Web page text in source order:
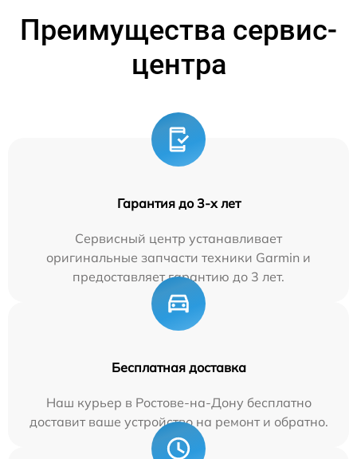
Преимущества сервис-
центра
Гарантия до 3-х лет
Сервисный центр устанавливает
оригинальные запчасти техники Garmin и
предоставляет гарантию до 3 лет.
Бесплатная доставка
Наш курьер в Ростове-на-Дону бесплатно
доставит ваше устройство на ремонт и обратно.